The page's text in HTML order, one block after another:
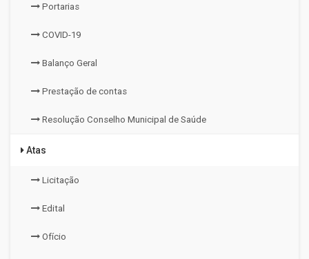
Portarias
COVID-19
Balanço Geral
Prestação de contas
Resolução Conselho Municipal de Saúde
Atas
Licitação
Edital
Ofício